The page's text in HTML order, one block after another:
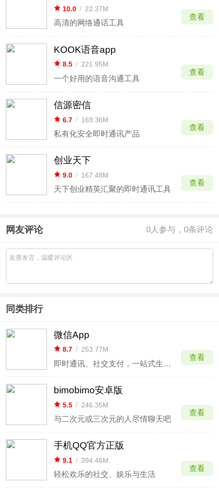
10.0 / 22.37M
高清的网络通话工具
查看
KOOK语音app
8.5 / 221.95M
一个好用的语音沟通工具
查看
信源密信
6.7 / 169.36M
私有化安全即时通讯产品
查看
创业天下
9.0 / 167.48M
天下创业精英汇聚的即时通讯工具
查看
网友评论 0人参与，0条评论
同类排行
微信App
8.7 / 253.77M
即时通讯、社交支付，一站式生活应用
查看
bimobimo安卓版
5.5 / 246.35M
与二次元或三次元的人尽情聊天吧
查看
手机QQ官方正版
9.1 / 394.46M
轻松欢乐的社交、娱乐与生活
查看